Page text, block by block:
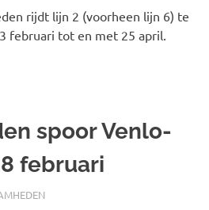
rijdt lijn 2 (voorheen lijn 6) te
februari tot en met 25 april.
spoor Venlo-
februari